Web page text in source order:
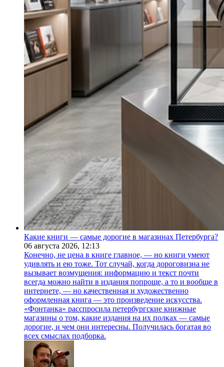
Какие книги — самые дорогие в магазинах Петербурга?
06 августа 2026, 12:13
Конечно, не цена в книге главное, — но книги умеют
удивлять и ею тоже. Тот случай, когда дороговизна не
вызывает возмущения: информацию и текст почти
всегда можно найти в издания попроще, а то и вообще в
интернете, — но качественная и художественно
оформленная книга — это произведение искусства.
«Фонтанка» расспросила петербургские книжные
магазины о том, какие издания на их полках — самые
дорогие, и чем они интересны. Получилась богатая во
всех смыслах подборка.